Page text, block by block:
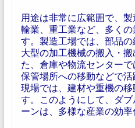
用途は非常に広範囲で、
輸業、重工業など、多く
す。製造工場では、部品の
大型の加工機械の搬入・
た、倉庫や物流センター
保管場所への移動などで
現場では、建材や重機の
す。このようにして、ダ
ーンは、多様な産業の効率